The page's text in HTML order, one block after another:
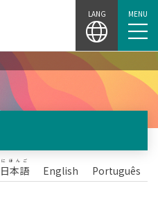
LANG MENU
日本語
にほんご
English Português